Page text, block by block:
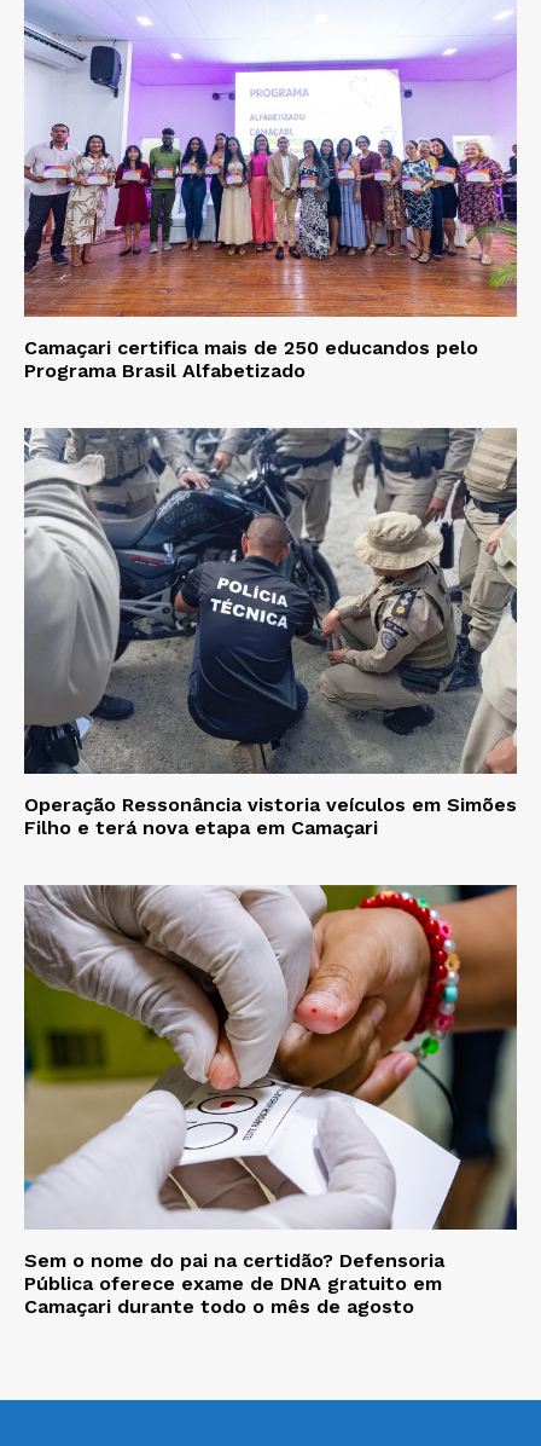
Camaçari certifica mais de 250 educandos pelo
Programa Brasil Alfabetizado
Operação Ressonância vistoria veículos em Simões
Filho e terá nova etapa em Camaçari
Sem o nome do pai na certidão? Defensoria
Pública oferece exame de DNA gratuito em
Camaçari durante todo o mês de agosto